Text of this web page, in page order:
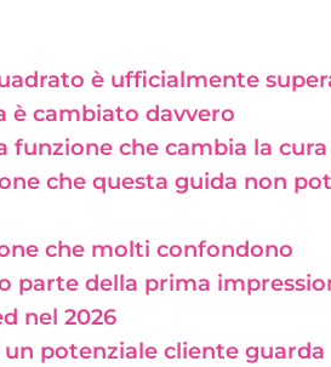
è ufficialmente
è cambiato davvero
funzione che cambia la
che questa guida non
che molti confondono
parte della prima
nel 2026
potenziale cliente guarda